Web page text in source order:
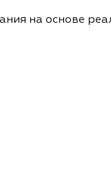
на основе